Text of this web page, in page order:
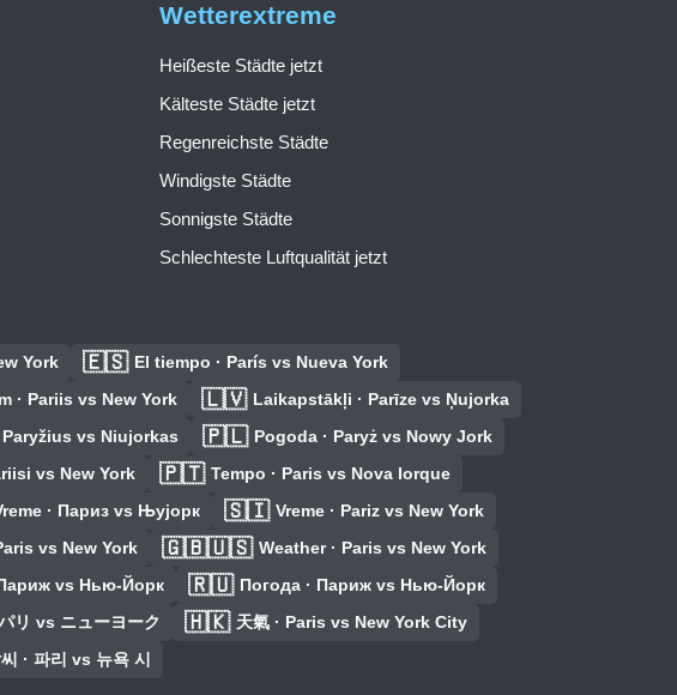
Wetterextreme
Heißeste Städte jetzt
Kälteste Städte jetzt
Regenreichste Städte
Windigste Städte
Sonnigste Städte
Schlechteste Luftqualität jetzt
York 🇪🇸 El tiempo · París vs Nueva York
· Pariis vs New York 🇱🇻 Laikapstākļi · Parīze vs Ņujorka
Paryžius vs Niujorkas 🇵🇱 Pogoda · Paryż vs Nowy Jork
vs New York 🇵🇹 Tempo · Paris vs Nova Iorque
· Париз vs Њујорк 🇸🇮 Vreme · Pariz vs New York
vs New York 🇬🇧🇺🇸 Weather · Paris vs New York
vs Нью-Йорк 🇷🇺 Погода · Париж vs Нью-Йорк
リ vs ニューヨーク 🇭🇰 天氣 · Paris vs New York City
· 파리 vs 뉴욕 시